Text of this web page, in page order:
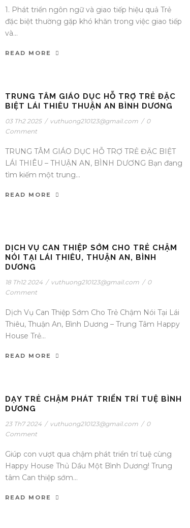
1. Phát triển ngôn ngữ và giao tiếp hiệu quả Trẻ
đặc biệt thường gặp khó khăn trong việc giao tiếp
và...
READ MORE
TRUNG TÂM GIÁO DỤC HỖ TRỢ TRẺ ĐẶC
BIỆT LÁI THIÊU THUẬN AN BÌNH DƯƠNG
03 Th2 2025 / vuthuong210123@gmail.com / 0
Comment
TRUNG TÂM GIÁO DỤC HỖ TRỢ TRẺ ĐẶC BIỆT
LÁI THIÊU – THUẬN AN, BÌNH DƯƠNG Bạn đang
tìm kiếm một trung...
READ MORE
DỊCH VỤ CAN THIỆP SỚM CHO TRẺ CHẬM
NÓI TẠI LÁI THIÊU, THUẬN AN, BÌNH
DƯƠNG
18 Th12 2024 / vuthuong210123@gmail.com / 0
Comment
Dịch Vụ Can Thiệp Sớm Cho Trẻ Chậm Nói Tại Lái
Thiêu, Thuận An, Bình Dương – Trung Tâm Happy
House Trẻ...
READ MORE
DẠY TRẺ CHẬM PHÁT TRIỂN TRÍ TUỆ BÌNH
DƯƠNG
23 Th7 2024 / vuthuong210123@gmail.com / 0
Comment
Giúp con vượt qua chậm phát triển trí tuệ cùng
Happy House Thủ Dầu Một Bình Dương! Trung
tâm Can thiệp sớm...
READ MORE